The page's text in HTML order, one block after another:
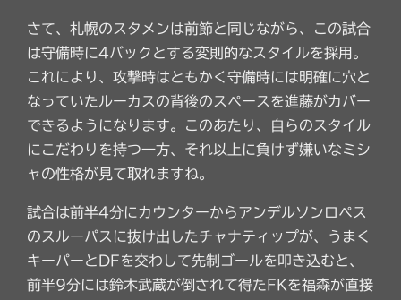
さて、札幌のスタメンは前節と同じながら、この試合
は守備時に4バックとする変則的なスタイルを採用。
これにより、攻撃時はともかく守備時には明確に穴と
なっていたルーカスの背後のスペースを進藤がカバー
できるようになります。このあたり、自らのスタイル
にこだわりを持つ一方、それ以上に負けず嫌いなミシ
ャの性格が見て取れますね。
試合は前半4分にカウンターからアンデルソンロペス
のスルーパスに抜け出したチャナティップが、うまく
キーパーとDFを交わして先制ゴールを叩き込むと、
前半9分には鈴木武蔵が倒されて得たFKを福森が直接